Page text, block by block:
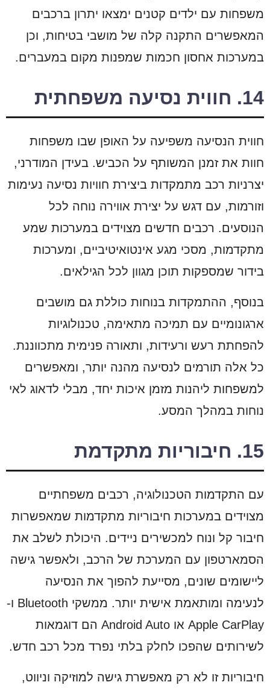
משפחות עם ילדים קטנים ימצאו יתרון ברכבים
המאפשרים התקנה קלה של מושבי בטיחות, וכן
במערכות אחסון חכמות שמפנות מקום במעברים.
14. חווית נסיעה משפחתית
חווית הנסיעה משפיעה על האופן שבו משפחות
חוות את זמנן המשותף על הכביש. בעידן המודרני,
יצרניות רכב מתמקדות ביצירת חוויות נסיעה נעימות
וזורמות, עם דגש על יצירת אווירה נוחה לכל
הנוסעים. רכבים חדשים מצוידים במערכות שמע
מתקדמות, מסכי מגע אינטואיטיביים, ומערכות
בידור שמספקות תוכן מגוון לכל הגילאים.
בנוסף, ההתמקדות בנוחות כוללת גם מושבים
ארגונומיים עם תמיכה מתאימה, טכנולוגיות
להפחתת רעש ורעידות, ותאורה פנימית מתכווננת.
כל אלה תורמים לנסיעה מהנה יותר, ומאפשרים
למשפחות ליהנות מזמן איכות יחד, מבלי לדאוג לאי
נוחות במהלך המסע.
15. חיבוריות מתקדמת
עם התקדמות הטכנולוגיה, רכבים משפחתיים
מצוידים במערכות חיבוריות מתקדמות שמאפשרות
חיבור קל ונוח למכשירים ניידים. היכולת לשלב את
הסמארטפון עם המערכת של הרכב, ולאפשר גישה
ליישומים שונים, מסייעת להפוך את הנסיעה
לנעימה ומותאמת אישית יותר. ממשקי Bluetooth ו-
Apple CarPlay או Android Auto הם דוגמאות
לשירותים שהפכו לחלק בלתי נפרד מכל רכב חדש.
חיבוריות זו לא רק מאפשרת גישה למוזיקה וניווט,